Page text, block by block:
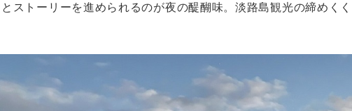
ストーリーを進められるのが夜の醍醐味。淡路島観光の締めくく